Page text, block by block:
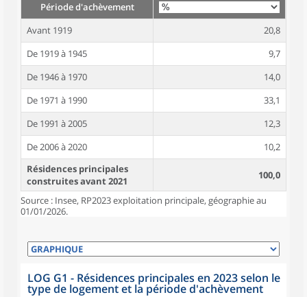
Période d'achèvement
Avant 1919
20,8
De 1919 à 1945
9,7
De 1946 à 1970
14,0
De 1971 à 1990
33,1
De 1991 à 2005
12,3
De 2006 à 2020
10,2
Résidences principales
construites avant 2021
100,0
Source : Insee, RP2023 exploitation principale, géographie au
01/01/2026.
LOG G1 - Résidences principales en 2023 selon le
type de logement et la période d'achèvement